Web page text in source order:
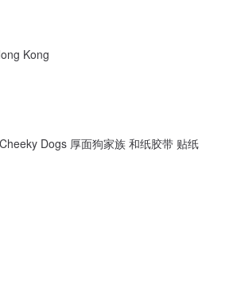
Kong
Dogs 厚面狗家族 和纸胶带 贴纸